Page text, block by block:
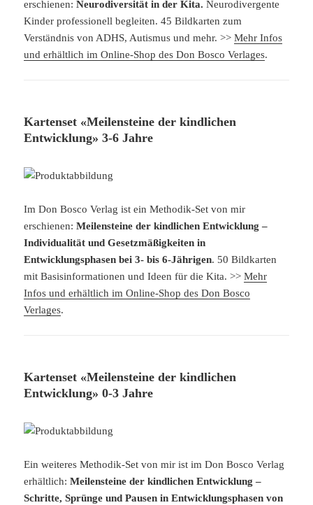
erschienen:Neurodiversität in der Kita.Neurodivergente
Kinder professionell begleiten. 45 Bildkarten zum
Verständnis von ADHS, Autismus und mehr. >>Mehr Infos
und erhältlich im Online-Shop des Don Bosco Verlages.
Kartenset «Meilensteine der kindlichen
Entwicklung» 3-6 Jahre
Im Don Bosco Verlag ist ein Methodik-Set von mir
erschienen:Meilensteine der kindlichen Entwicklung –
Individualität und Gesetzmäßigkeiten in
Entwicklungsphasen bei 3- bis 6-Jährigen. 50 Bildkarten
mit Basisinformationen und Ideen für die Kita. >>Mehr
Infos und erhältlich im Online-Shop des Don Bosco
Verlages.
Kartenset «Meilensteine der kindlichen
Entwicklung» 0-3 Jahre
Ein weiteres Methodik-Set von mir ist im Don Bosco Verlag
erhältlich:Meilensteine der kindlichen Entwicklung –
Schritte, Sprünge und Pausen in Entwicklungsphasen von